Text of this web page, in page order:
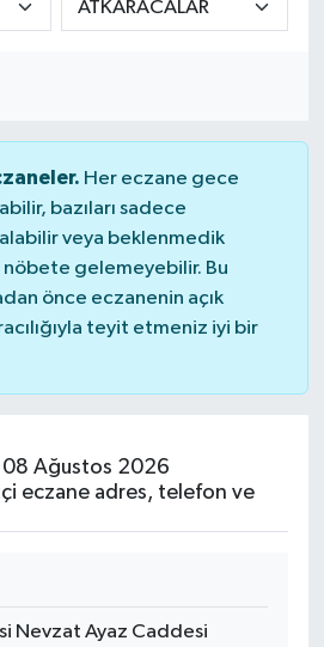
Her eczane gece
bazıları sadece
veya beklenmedik
gelemeyebilir. Bu
önce eczanenin açık
teyit etmeniz iyi bir
08 Ağustos 2026
eczane adres, telefon ve
Nevzat Ayaz Caddesi